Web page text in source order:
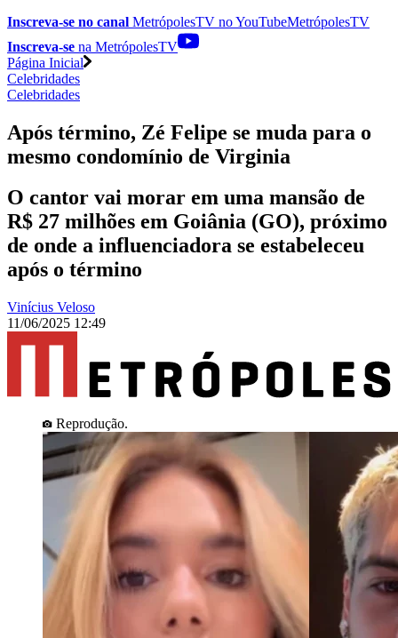
Inscreva-se no canal MetrópolesTV noYouTubeMetrópolesTV
Inscreva-se na MetrópolesTV
Página Inicial
Celebridades
Celebridades
Após término, Zé Felipe se muda para o
mesmo condomínio de Virginia
O cantor vai morar em uma mansão de
R$ 27 milhões em Goiânia (GO), próximo
de onde a influenciadora se estabeleceu
após o término
Vinícius Veloso
11/06/2025 12:49
Reprodução.